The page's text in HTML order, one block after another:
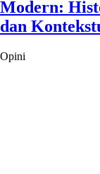
Modern:
dan
Opini